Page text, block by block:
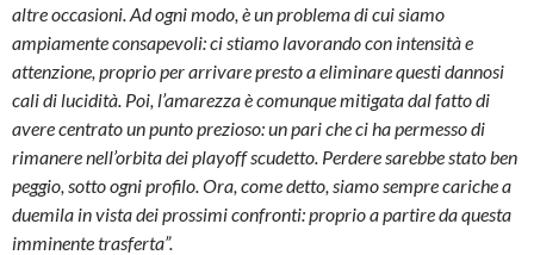
altre occasioni. Ad ogni modo, è un problema di cui siamo
ampiamente consapevoli: ci stiamo lavorando con intensità e
attenzione, proprio per arrivare presto a eliminare questi dannosi
cali di lucidità. Poi, l’amarezza è comunque mitigata dal fatto di
avere centrato un punto prezioso: un pari che ci ha permesso di
rimanere nell’orbita dei playoff scudetto. Perdere sarebbe stato ben
peggio, sotto ogni profilo. Ora, come detto, siamo sempre cariche a
duemila in vista dei prossimi confronti: proprio a partire da questa
imminente trasferta”.